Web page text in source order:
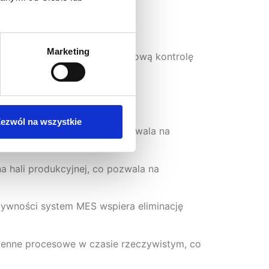
Marketing
na wszystkie
które wspierają całościową kontrolę
produkcyjnej.
na bieżąco, co umożliwia
produkcyjnego, co pozwala na
hali produkcyjnej, co pozwala na
system MES wspiera eliminację
procesowe w czasie rzeczywistym, co